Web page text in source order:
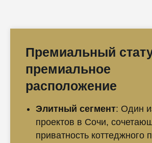
Премиальный
премиальное
расположение
Элитный сегмент: Один
проектов в Сочи,
приватность коттеджного